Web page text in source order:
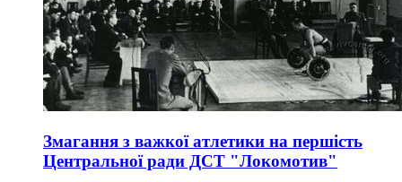
Змагання з важкої атлетики на першість
Центральної ради ДСТ "Локомотив"